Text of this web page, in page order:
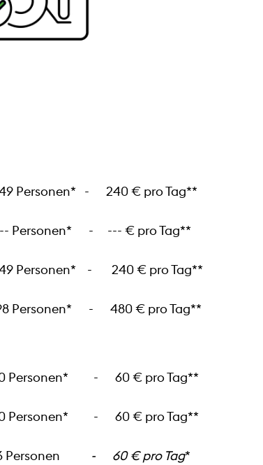
Personen* - 240 € pro Tag**
- --- € pro Tag**
Personen* - 240 € pro Tag**
Personen* - 480 € pro Tag**
Personen* - 60 € pro Tag**
Personen* - 60 € pro Tag**
- 60 € pro Tag*